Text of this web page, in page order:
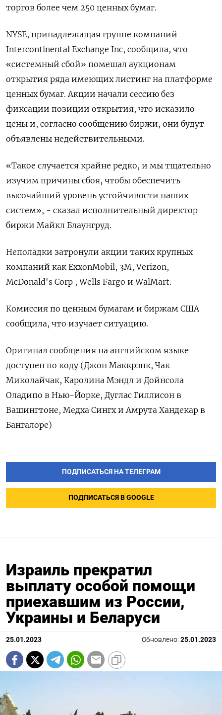
торгов более чем 250 ценных бумаг.
NYSE, принадлежащая группе компаний
Intercontinental Exchange Inc, сообщила, что
«системный сбой» помешал аукционам
открытия ряда имеющих листинг на платформе
ценных бумаг. Акции начали сессию без
фиксации позиции открытия, что исказило
цены и, согласно сообщению биржи, они будут
объявлены недействительными.
«Такое случается крайне редко, и мы тщательно
изучим причины сбоя, чтобы обеспечить
высочайший уровень устойчивости наших
систем», - сказал исполнительный директор
биржи Майкл Блаунгруд.
Неполадки затронули акции таких крупных
компаний как ExxonMobil, 3M, Verizon,
McDonald's Corp , Wells Fargo и WalMart.
Комиссия по ценным бумагам и биржам США
сообщила, что изучает ситуацию.
Оригинал сообщения на английском языке
доступен по коду (Джон Маккрэнк, Чак
Миколайчак, Каролина Мэндл и Дойнсола
Оладипо в Нью-Йорке, Дуглас Гиллисон в
Вашингтоне, Медха Сингх и Амрута Хандекар в
Бангалоре)
ПОДПИСАТЬСЯ НА ТЕЛЕГРАМ
ПОДПИСАТЬСЯ В GOOGLE
Израиль прекратил
выплату особой помощи
приехавшим из России,
Украины и Беларуси
25.01.2023 Обновлено: 25.01.2023